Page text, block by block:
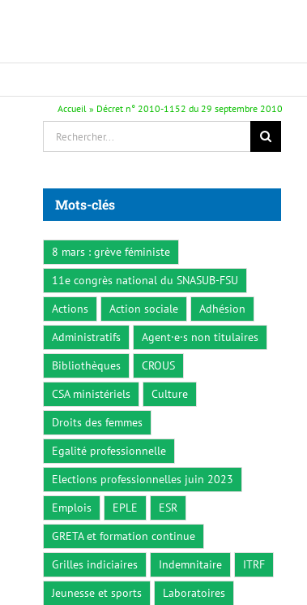
Accueil » Décret n° 2010-1152 du 29 septembre 2010
Circulaire du 26 décembre 2018
26 décembre 2018
Rechercher:
Mots-clés
8 mars : grève féministe
11e congrès national du SNASUB-FSU
Actions
Action sociale
Adhésion
Administratifs
Agent·e·s non titulaires
Bibliothèques
CROUS
CSA ministériels
Culture
Droits des femmes
Egalité professionnelle
Elections professionnelles juin 2023
Emplois
EPLE
ESR
GRETA et formation continue
Grilles indiciaires
Indemnitaire
ITRF
Jeunesse et sports
Laboratoires